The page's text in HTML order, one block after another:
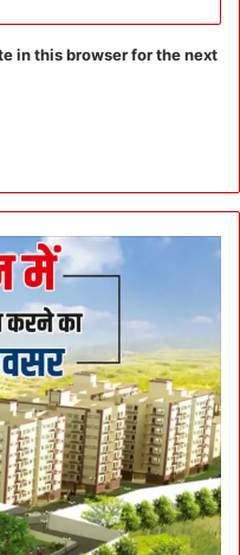
in this browser for the next